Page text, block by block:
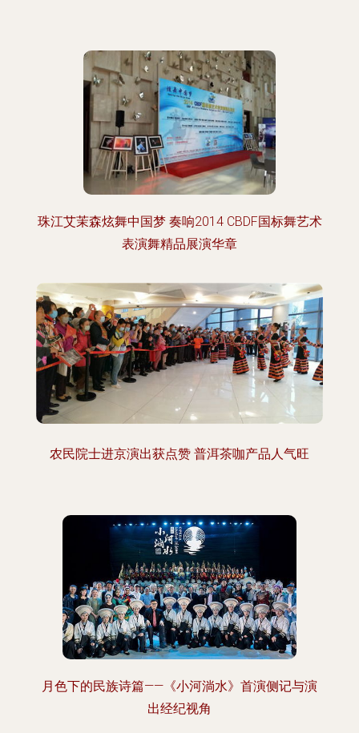
珠江艾茉森炫舞中国梦 奏响2014 CBDF国标舞艺术
表演舞精品展演华章
农民院士进京演出获点赞 普洱茶咖产品人气旺
月色下的民族诗篇——《小河淌水》首演侧记与演
出经纪视角